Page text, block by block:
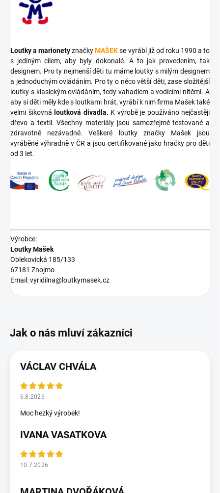
Loutky a marionetyznačkyMAŠEKse vyrábí již od roku 1990 a to
s jediným cílem, aby byly dokonalé. A to jak provedením, tak
designem. Pro ty nejmenší děti tu máme loutky s milým designem
a jednoduchým ovládáním. Pro ty o něco větší děti, zase složitější
loutky s klasickým ovládáním, tedy vahadlem a vodícími nitěmi. A
aby si děti měly kde s loutkami hrát, vyrábí k nim firma Mašek také
velmi šikovná loutková divadla. K výrobě je používáno nejčastěji
dřevo a textil. Všechny materiály jsou samozřejmě testované a
zdravotně nezávadné. Veškeré loutky značky Mašek jsou
vyráběné výhradně v ČR a jsou certifikované jako hračky pro děti
od 3 let.
Výrobce:
Loutky Mašek
Oblekovická 185/133
67181 Znojmo
Email: vyridilna@loutkymasek.cz
VÁCLAV CHVÁLA
6.8.2026
Moc hezký výrobek!
IVANA VASATKOVA
10.7.2026